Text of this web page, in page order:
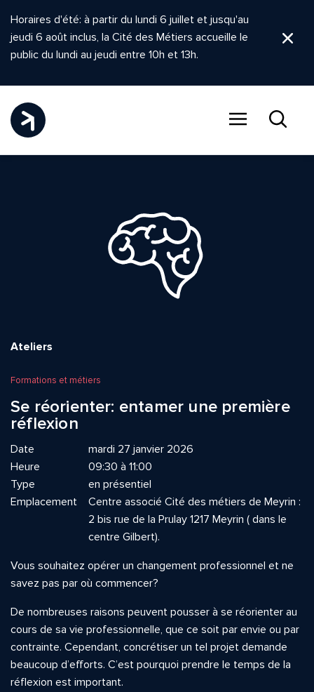
Horaires d'été: à partir du lundi 6 juillet et jusqu'au
jeudi 6 août inclus, la Cité des Métiers accueille le
public du lundi au jeudi entre 10h et 13h.
Ateliers
Formations et métiers
Se réorienter: entamer une première
réflexion
Date
mardi 27 janvier 2026
Heure
09:30 à 11:00
Type
en présentiel
Emplacement
Centre associé Cité des métiers de Meyrin :
2 bis rue de la Prulay 1217 Meyrin ( dans le
centre Gilbert).
Vous souhaitez opérer un changement professionnel et ne
savez pas par où commencer?
De nombreuses raisons peuvent pousser à se réorienter au
cours de sa vie professionnelle, que ce soit par envie ou par
contrainte. Cependant, concrétiser un tel projet demande
beaucoup d’efforts. C’est pourquoi prendre le temps de la
réflexion est important.